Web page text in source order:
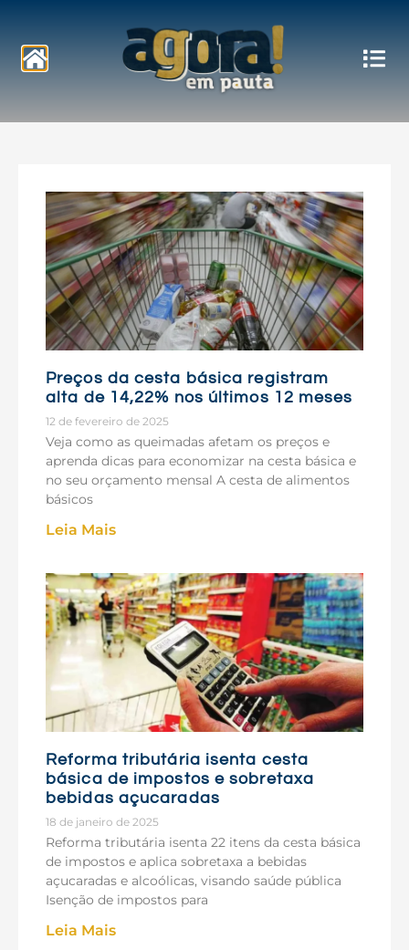
Notícias
Preços da cesta básica registram
alta de 14,22% nos últimos 12 meses
12 de fevereiro de 2025
Veja como as queimadas afetam os preços e
aprenda dicas para economizar na cesta básica e
no seu orçamento mensal A cesta de alimentos
básicos
Leia Mais
Reforma tributária isenta cesta
básica de impostos e sobretaxa
bebidas açucaradas
18 de janeiro de 2025
Reforma tributária isenta 22 itens da cesta básica
de impostos e aplica sobretaxa a bebidas
açucaradas e alcoólicas, visando saúde pública
Isenção de impostos para
Leia Mais